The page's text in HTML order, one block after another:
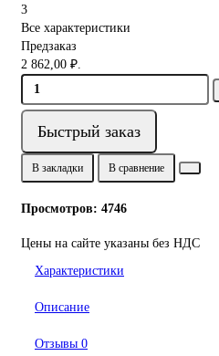
3
Все характеристики
Предзаказ
2 862,00 ₽.
Быстрый заказ
В закладки В сравнение
Просмотров: 4746
Цены на сайте указаны без НДС
Характеристики
Описание
Отзывы 0